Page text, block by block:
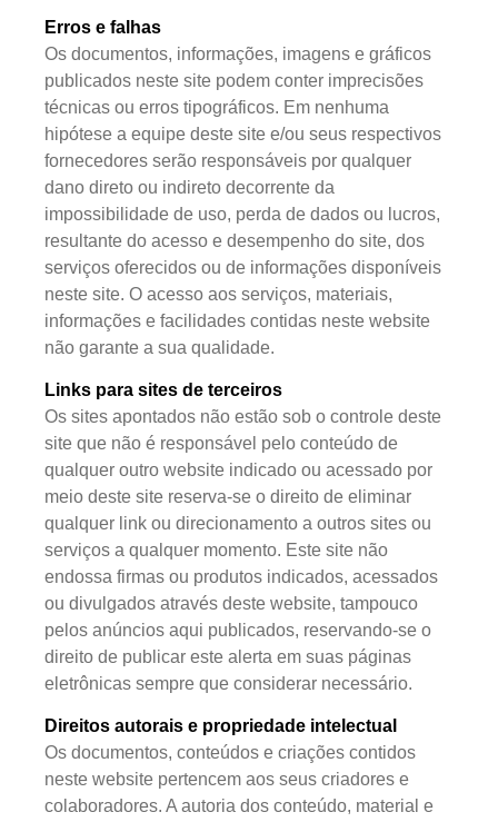
Erros e falhas
Os documentos, informações, imagens e gráficos
publicados neste site podem conter imprecisões
técnicas ou erros tipográficos. Em nenhuma
hipótese a equipe deste site e/ou seus respectivos
fornecedores serão responsáveis por qualquer
dano direto ou indireto decorrente da
impossibilidade de uso, perda de dados ou lucros,
resultante do acesso e desempenho do site, dos
serviços oferecidos ou de informações disponíveis
neste site. O acesso aos serviços, materiais,
informações e facilidades contidas neste website
não garante a sua qualidade.
Links para sites de terceiros
Os sites apontados não estão sob o controle deste
site que não é responsável pelo conteúdo de
qualquer outro website indicado ou acessado por
meio deste site reserva-se o direito de eliminar
qualquer link ou direcionamento a outros sites ou
serviços a qualquer momento. Este site não
endossa firmas ou produtos indicados, acessados
ou divulgados através deste website, tampouco
pelos anúncios aqui publicados, reservando-se o
direito de publicar este alerta em suas páginas
eletrônicas sempre que considerar necessário.
Direitos autorais e propriedade intelectual
Os documentos, conteúdos e criações contidos
neste website pertencem aos seus criadores e
colaboradores. A autoria dos conteúdo, material e